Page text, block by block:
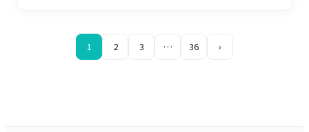
1 2 3 … 36 ›